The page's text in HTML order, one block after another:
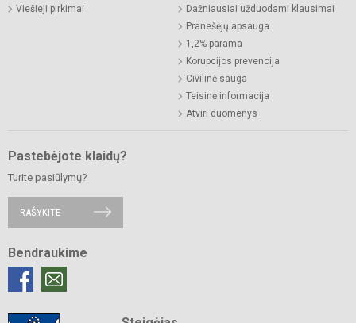
Viešieji pirkimai
Dažniausiai užduodami klausimai
Pranešėjų apsauga
1,2% parama
Korupcijos prevencija
Civilinė sauga
Teisinė informacija
Atviri duomenys
Pastebėjote klaidų?
Turite pasiūlymų?
RAŠYKITE
Bendraukime